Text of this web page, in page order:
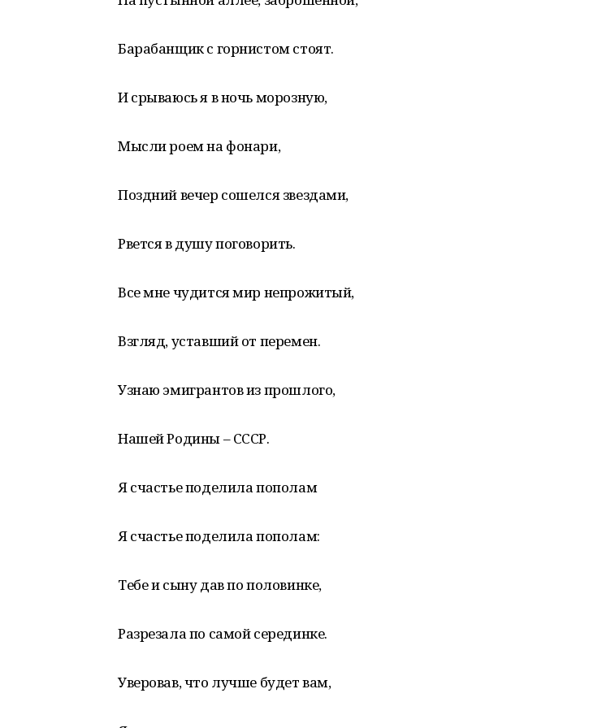
Барабанщик с горнистом стоят.
И срываюсь я в ночь морозную,
Мысли роем на фонари,
Поздний вечер сошелся звездами,
Рвется в душу поговорить.
Все мне чудится мир непрожитый,
Взгляд, уставший от перемен.
Узнаю эмигрантов из прошлого,
Нашей Родины – СССР.
Я счастье поделила пополам
Я счастье поделила пополам:
Тебе и сыну дав по половинке,
Разрезала по самой серединке.
Уверовав, что лучше будет вам,